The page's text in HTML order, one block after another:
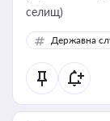
селищ)
Державна